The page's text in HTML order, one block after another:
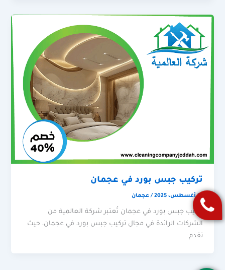
تركيب جبس بورد في عجمان
16 أغسطس، 2025 /عجمان
تركيب جبس بورد في عجمان تُعتبر شركة العالمية من
الشركات الرائدة في مجال تركيب جبس بورد في عجمان، حيث
تقدم